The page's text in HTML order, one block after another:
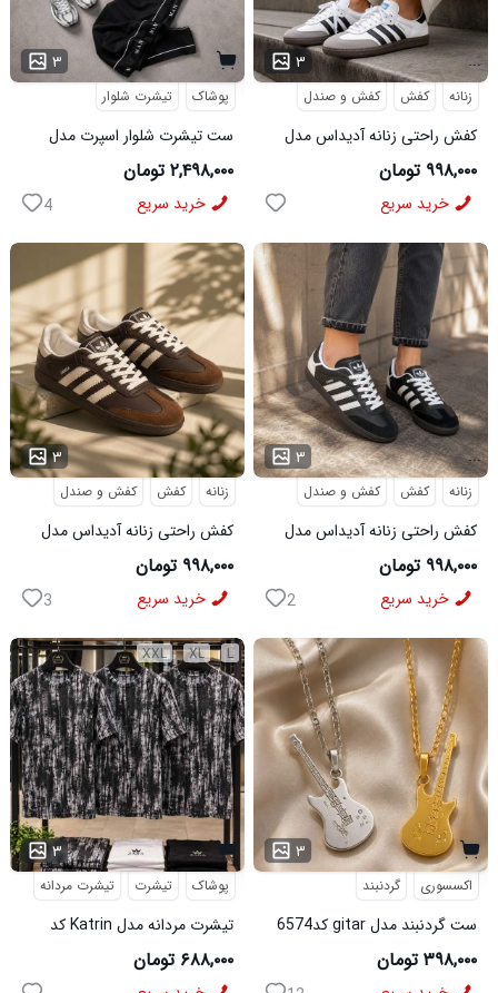
۳
پوشاک تیشرت شلوار
ست تیشرت شلوار اسپرت مدل
MAN مشکی
۲,۴۹۸,۰۰۰ تومان
خرید سریع 4
۳ ...
زنانه کفش کفش و صندل
کفش راحتی زنانه آدیداس مدل
سامبا سفید
۹۹۸,۰۰۰ تومان
خرید سریع
۳ ...
زنانه کفش کفش و صندل
کفش راحتی زنانه آدیداس مدل
سامبا قهوه ای
۹۹۸,۰۰۰ تومان
خرید سریع 3
۳ ...
زنانه کفش کفش و صندل
کفش راحتی زنانه آدیداس مدل
سامبا مشکی
۹۹۸,۰۰۰ تومان
خرید سریع 2
L
XL
XXL
۳
پوشاک تیشرت تیشرت مردانه
تیشرت مردانه مدل Katrin کد
6579
۶۸۸,۰۰۰ تومان
۳
اکسسوری گردنبند
ست گردنبند مدل gitar کد6574
۳۹۸,۰۰۰ تومان